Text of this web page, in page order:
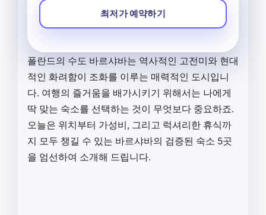
최저가 예약하기
폴란드의 수도 바르샤바는 역사적인 고전미와 현대
적인 화려함이 조화를 이루는 매력적인 도시입니
다. 여행의 즐거움을 배가시키기 위해서는 나에게
딱 맞는 숙소를 선택하는 것이 무엇보다 중요하죠.
오늘은 위치부터 가성비, 그리고 럭셔리한 휴식까
지 모두 챙길 수 있는 바르샤바의 검증된 숙소 5곳
을 엄선하여 소개해 드립니다.